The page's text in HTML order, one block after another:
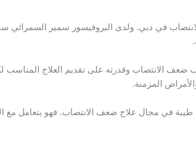
في دبي. ولدى البروفيسور سمير السمرائي
ضعف الانتصاب وقدرته على تقديم العلاج المناسب
المزمنة.
طيبة في مجال علاج ضعف الانتصاب. فهو يتعامل مع